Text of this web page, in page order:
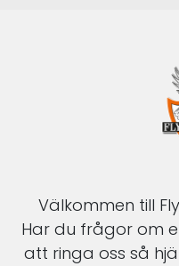
Välkommen till
Har du frågor om
att ringa oss så